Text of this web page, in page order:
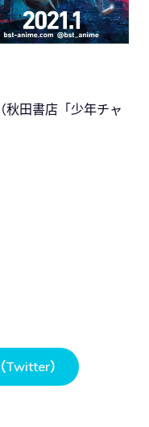
秋田書店「少年チャ
Twitter）